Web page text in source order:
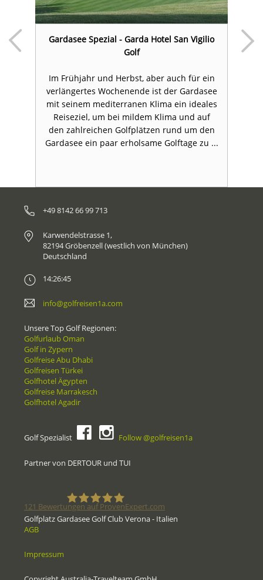
Gardasee Spezial - Garda Hotel San Vigilio
Golf
Im Frühjahr und Herbst, aber auch für ein
verlängertes Wochenende ist der Gardasee
mit seinem mediterranen Klima ein ideales
Reiseziel, um bei mildem Klima und auf
den zahlreichen Golfplätzen rund um den
Gardasee ein paar erholsame Golftage zu ...
+49 8142 66 99 713
Karwendelstrasse 1,
82194 Gröbenzell (westlich von München)
Deutschland
14:26:45
info@golfreisen1a.com
Unsere Top Golf Regionen:
Golfurlaub Oman
Golf in Zypern
Golfreise Abu Dhabi
Golfreisen Türkei
Golfhotel Ägypten
Golfreise Marrakesch
Golfhotel Agadir
Golf Spezialist Follow @golfreisen1a
Partner von DERTOUR und TUI
121 Bewertungen auf ProvenExpert.com
Golfplatz Gardasee Golf Club Verona - Italien
AGB
Impressum